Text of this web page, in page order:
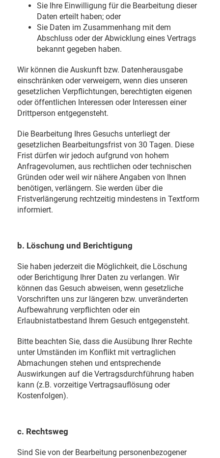
Sie Ihre Einwilligung für die Bearbeitung dieser
Daten erteilt haben; oder
Sie Daten im Zusammenhang mit dem
Abschluss oder der Abwicklung eines Vertrags
bekannt gegeben haben.
Wir können die Auskunft bzw. Datenherausgabe
einschränken oder verweigern, wenn dies unseren
gesetzlichen Verpflichtungen, berechtigten eigenen
oder öffentlichen Interessen oder Interessen einer
Drittperson entgegensteht.
Die Bearbeitung Ihres Gesuchs unterliegt der
gesetzlichen Bearbeitungsfrist von 30 Tagen. Diese
Frist dürfen wir jedoch aufgrund von hohem
Anfragevolumen, aus rechtlichen oder technischen
Gründen oder weil wir nähere Angaben von Ihnen
benötigen, verlängern. Sie werden über die
Fristverlängerung rechtzeitig mindestens in Textform
informiert.
b. Löschung und Berichtigung
Sie haben jederzeit die Möglichkeit, die Löschung
oder Berichtigung Ihrer Daten zu verlangen. Wir
können das Gesuch abweisen, wenn gesetzliche
Vorschriften uns zur längeren bzw. unveränderten
Aufbewahrung verpflichten oder ein
Erlaubnistatbestand Ihrem Gesuch entgegensteht.
Bitte beachten Sie, dass die Ausübung Ihrer Rechte
unter Umständen im Konflikt mit vertraglichen
Abmachungen stehen und entsprechende
Auswirkungen auf die Vertragsdurchführung haben
kann (z.B. vorzeitige Vertragsauflösung oder
Kostenfolgen).
c. Rechtsweg
Sind Sie von der Bearbeitung personenbezogener